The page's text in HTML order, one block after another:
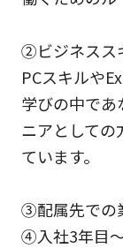
②ビジネスス
PCスキルや
学びの中で
ニアとしての
ています。
③配属先での
④入社3年目